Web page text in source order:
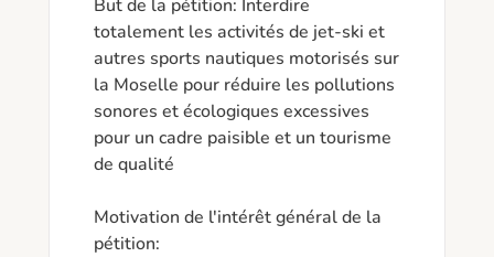
But de la pétition: Interdire
totalement les activités de jet-ski et
autres sports nautiques motorisés sur
la Moselle pour réduire les pollutions
sonores et écologiques excessives
pour un cadre paisible et un tourisme
de qualité
Motivation de l'intérêt général de la
pétition: